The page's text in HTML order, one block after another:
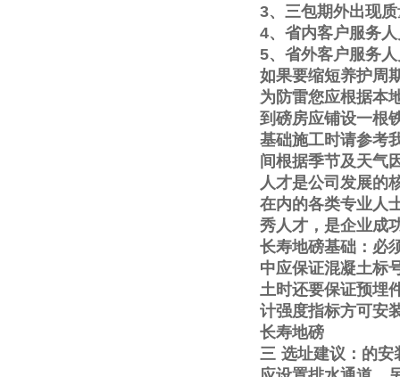
3、三包期外出现
4、省内客户服务
5、省外客户服务
如果要缩短养护周
为防雷您应根据本
到磅房应铺设一根
基础施工时请参考
间根据季节及天气
人才是公司发展的
在内的各类专业人
秀人才，是企业成
长寿地磅基础：必
中应保证混凝土标
土时还要保证预埋
计强度指标方可安
长寿地磅
三 选址建议：的安